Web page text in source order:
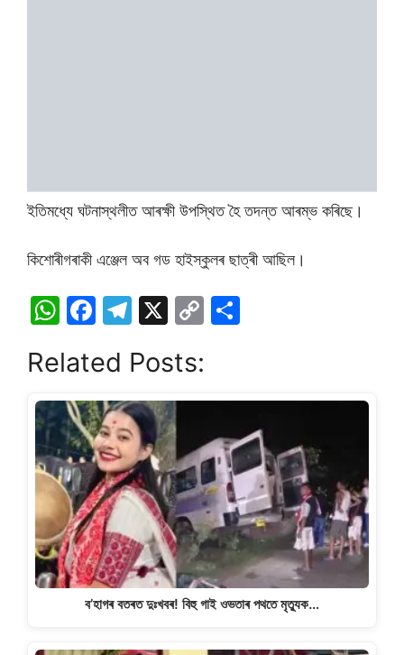
ইতিমধ্যে ঘটনাস্থলীত আৰক্ষী উপস্থিত হৈ তদন্ত আৰম্ভ কৰিছে।
কিশোৰীগৰাকী এঞ্জেল অব গড হাইস্কুলৰ ছাত্ৰী আছিল।
W
at
s
A
p
p
F
c
e
b
o
o
k
T
e
gr
a
m
X
C
y
n
k
e
Related Posts:
ব’হাগৰ বতৰত দুঃখবৰ! বিহু গাই ওভতাৰ পথতে মৃত্যুক…